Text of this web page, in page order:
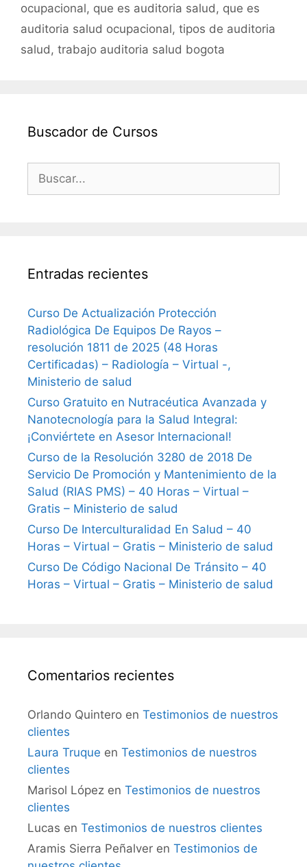
ocupacional, que es auditoria salud , que es
auditoria salud ocupacional, tipos de auditoria
salud , trabajo auditoria salud bogota
Buscador de Cursos
Entradas recientes
Curso De Actualización Protección
Radiológica De Equipos De Rayos –
resolución 1811 de 2025 (48 Horas
Certificadas) – Radiología – Virtual -,
Ministerio de salud
Curso Gratuito en Nutracéutica Avanzada y
Nanotecnología para la Salud Integral:
¡Conviértete en Asesor Internacional!
Curso de la Resolución 3280 de 2018 De
Servicio De Promoción y Mantenimiento de la
Salud (RIAS PMS) – 40 Horas – Virtual –
Gratis – Ministerio de salud
Curso De Interculturalidad En Salud – 40
Horas – Virtual – Gratis – Ministerio de salud
Curso De Código Nacional De Tránsito – 40
Horas – Virtual – Gratis – Ministerio de salud
Comentarios recientes
Orlando Quintero en Testimonios de nuestros
clientes
Laura Truque en Testimonios de nuestros
clientes
Marisol López en Testimonios de nuestros
clientes
Lucas en Testimonios de nuestros clientes
Aramis Sierra Peñalver en Testimonios de